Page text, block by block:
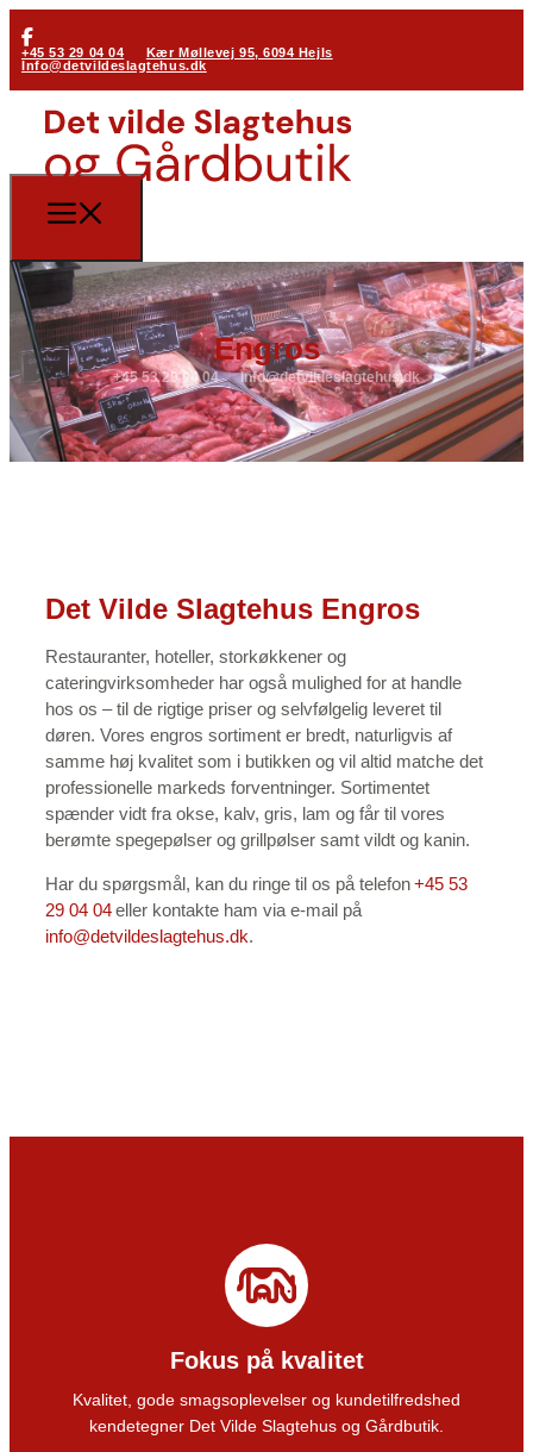
+45 53 29 04 04
Kær Møllevej 95, 6094 Hejls
Info@detvildeslagtehus.dk
Engros
+45 53 29 04 04 Info@detvildeslagtehus.dk
Det Vilde Slagtehus Engros
Restauranter, hoteller, storkøkkener og
cateringvirksomheder har også mulighed for at handle
hos os – til de rigtige priser og selvfølgelig leveret til
døren. Vores engros sortiment er bredt, naturligvis af
samme høj kvalitet som i butikken og vil altid matche det
professionelle markeds forventninger. Sortimentet
spænder vidt fra okse, kalv, gris, lam og får til vores
berømte spegepølser og grillpølser samt vildt og kanin.
​Har du spørgsmål, kan du ringe til os på telefon+45 53
29 04 04eller kontakte ham via e-mail på
info@detvildeslagtehus.dk.
Fokus på kvalitet
Kvalitet, gode smagsoplevelser og kundetilfredshed
kendetegner Det Vilde Slagtehus og Gårdbutik.